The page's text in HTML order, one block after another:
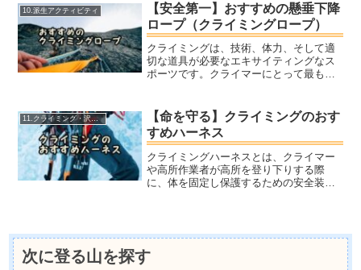
まず、できるだけシンプルなデザインの
ものを選ぶようにしましょう。ザックの
外側にたくさんコードやポケットが付い
ているものはオススメできません。
10.派生アクティビティ
【安全第一】おすすめの懸垂下降
ロープ（クライミングロープ）
クライミングは、技術、体力、そして適
切な道具が必要なエキサイティングなス
ポーツです。クライマーにとって最も重
イミングをするか、また、どのような安
全性を重視するかによって...
11.クライミング・沢登り
【命を守る】クライミングのおす
すめハーネス
クライミングハーネスとは、クライマー
や高所作業者が高所を登り下りする際
に、体を固定し保護するための安全装備
されています。これにより、...
次に登る山を探す